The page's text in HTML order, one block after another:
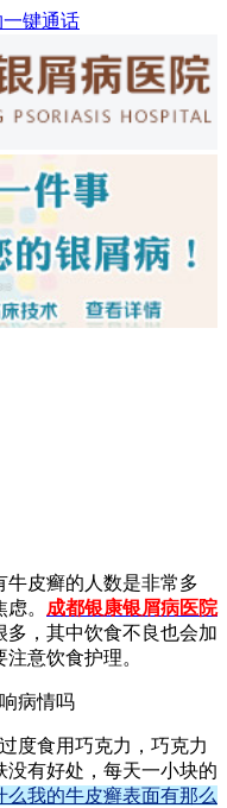
一键通话
牛皮癣的人数是非常多
。 成都银康银屑病医院
，其中饮食不良也会加
意饮食护理。
度食用巧克力，巧克力
有好处，每天一小块的
么我的牛皮癣表面有那么